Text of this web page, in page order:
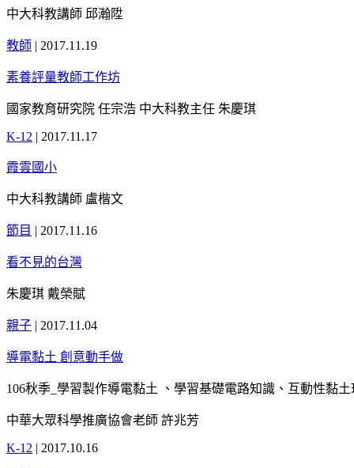
中大科教講師 邱瀚陞
教師 | 2017.11.19
素養評量教師工作坊
國家教育研究院 任宗浩 中大科教主任 朱慶琪
K-12 | 2017.11.17
霞雲國小
中大科教講師 盧楷文
節目 | 2017.11.16
看不見的台灣
朱慶琪 戴榮賦
親子 | 2017.11.04
導電黏土 創意動手做
106秋季_學習製作導電黏土 、學習基礎電路知識、互動性黏
中華大眾科學推廣協會老師 許兆芳
K-12 | 2017.10.16